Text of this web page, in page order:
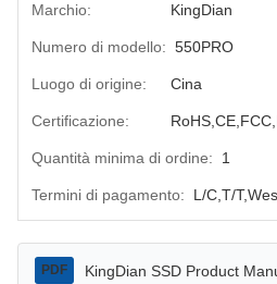
Marchio: KingDian
Numero di modello: 550PRO
Luogo di origine: Cina
Certificazione:
Quantità minima di ordine: 1
Termini di pagamento: L/C,T/
PDF KingDian SSD Product